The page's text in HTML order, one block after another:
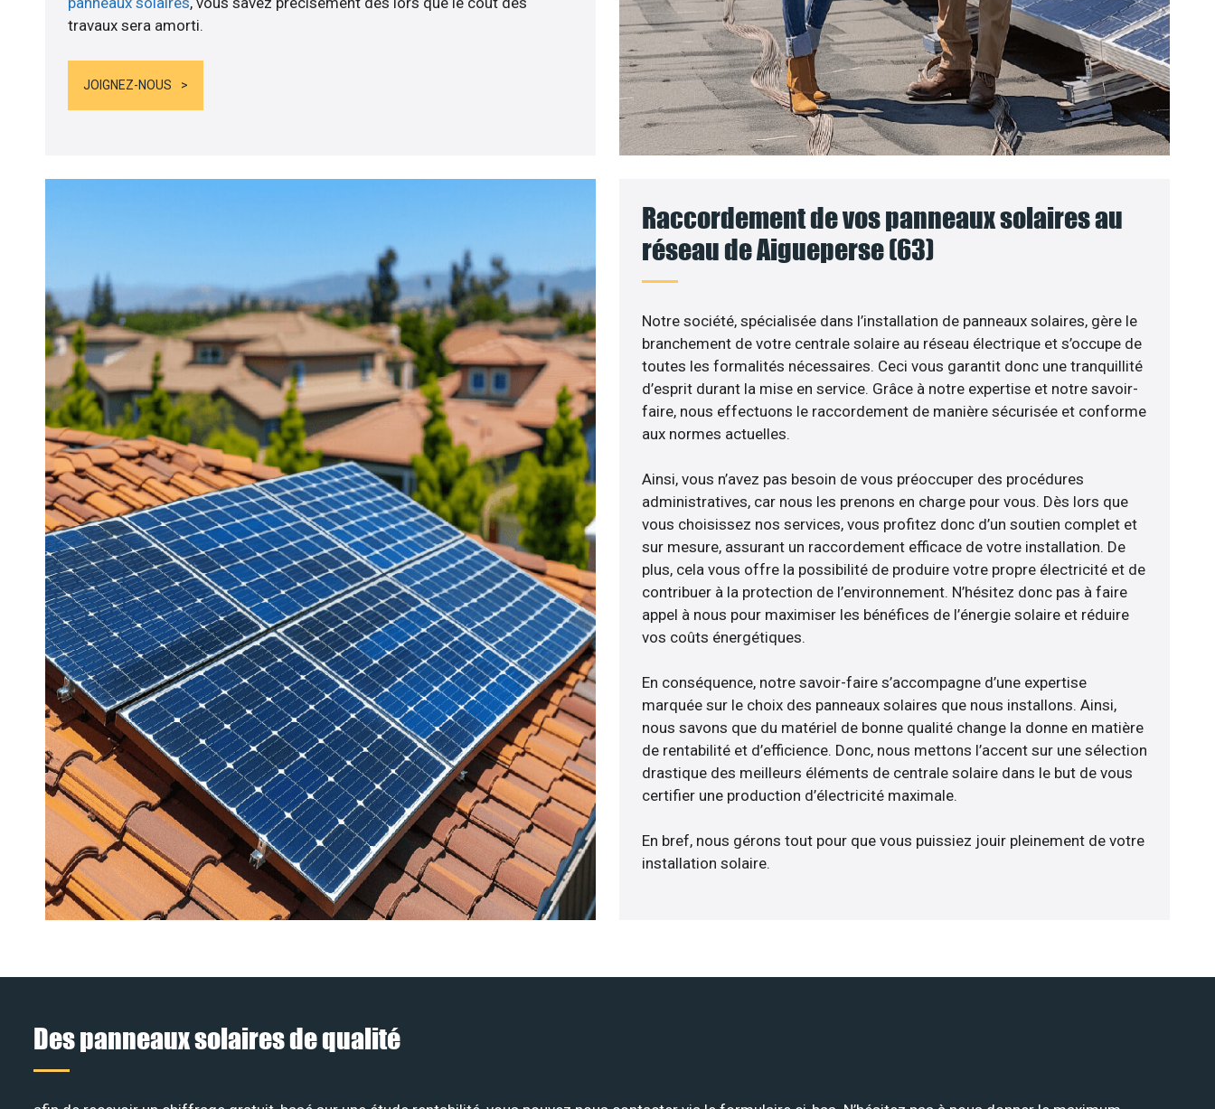
travaux sera amorti.
JOIGNEZ-NOUS
Raccordement de vos panneaux solaires au
réseau de Aigueperse (63)
Notre société, spécialisée dans l’installation de panneaux solaires, gère le
branchement de votre centrale solaire au réseau électrique et s’occupe de
toutes les formalités nécessaires. Ceci vous garantit donc une tranquillité
d’esprit durant la mise en service. Grâce à notre expertise et notre savoir-
faire, nous effectuons le raccordement de manière sécurisée et conforme
aux normes actuelles.
Ainsi, vous n’avez pas besoin de vous préoccuper des procédures
administratives, car nous les prenons en charge pour vous. Dès lors que
vous choisissez nos services, vous profitez donc d’un soutien complet et
sur mesure, assurant un raccordement efficace de votre installation. De
plus, cela vous offre la possibilité de produire votre propre électricité et de
contribuer à la protection de l’environnement. N’hésitez donc pas à faire
appel à nous pour maximiser les bénéfices de l’énergie solaire et réduire
vos coûts énergétiques.
En conséquence, notre savoir-faire s’accompagne d’une expertise
marquée sur le choix des panneaux solaires que nous installons. Ainsi,
nous savons que du matériel de bonne qualité change la donne en matière
de rentabilité et d’efficience. Donc, nous mettons l’accent sur une sélection
drastique des meilleurs éléments de centrale solaire dans le but de vous
certifier une production d’électricité maximale.
En bref, nous gérons tout pour que vous puissiez jouir pleinement de votre
installation solaire.
Des panneaux solaires de qualité